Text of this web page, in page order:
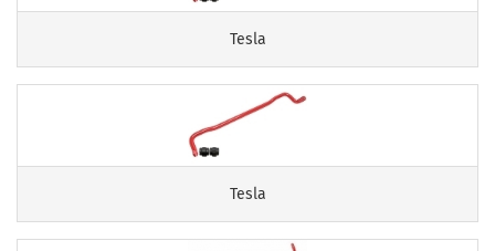
Tesla
Tesla